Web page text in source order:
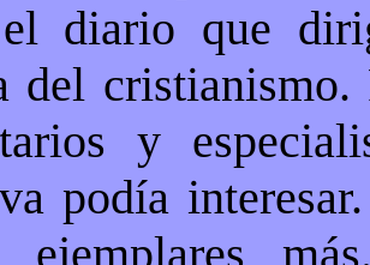
diario que
del
y
podía
ejemplares